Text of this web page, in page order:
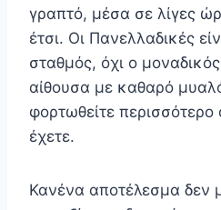
γραπτό, μέσα σε λίγες
έτσι. Οι Πανελλαδικές
σταθμός, όχι ο
αίθουσα με καθαρό
φορτωθείτε
έχετε.
Κανένα αποτέλεσμα δεν